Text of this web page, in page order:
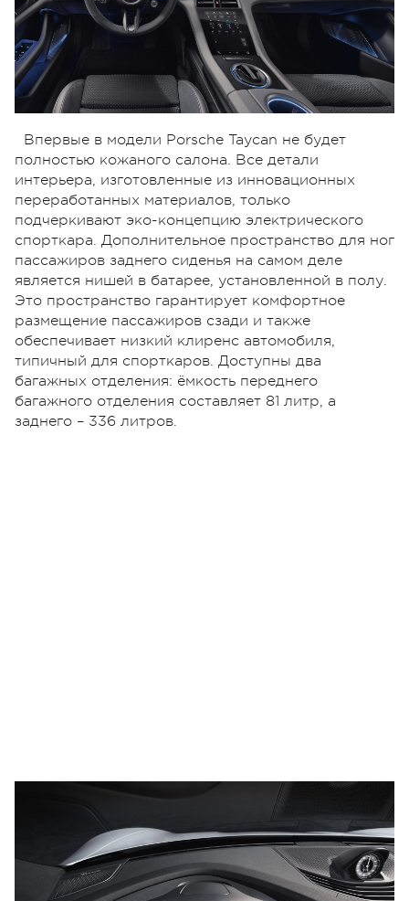
Впервые в модели Porsche Taycan не будет
полностью кожаного салона. Все детали
интерьера, изготовленные из инновационных
переработанных материалов, только
подчеркивают эко-концепцию электрического
спорткара. Дополнительное пространство для ног
пассажиров заднего сиденья на самом деле
является нишей в батарее, установленной в полу.
Это пространство гарантирует комфортное
размещение пассажиров сзади и также
обеспечивает низкий клиренс автомобиля,
типичный для спорткаров. Доступны два
багажных отделения: ёмкость переднего
багажного отделения составляет 81 литр, а
заднего – 336 литров.